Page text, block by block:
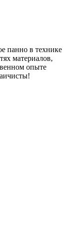
панно в технике
материалов,
опыте